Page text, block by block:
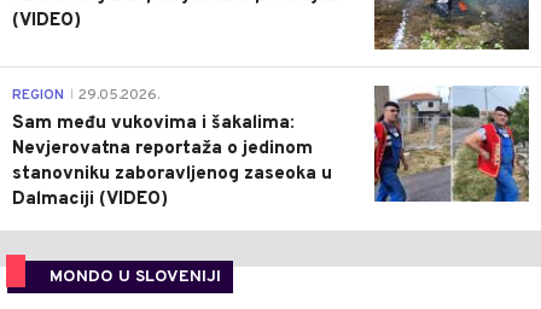
(VIDEO)
0
REGION 29.05.2026.
Sam među vukovima i šakalima:
Nevjerovatna reportaža o jedinom
stanovniku zaboravljenog zaseoka u
Dalmaciji (VIDEO)
MONDO U SLOVENIJI